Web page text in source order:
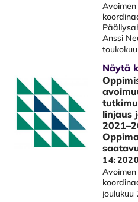
Anssi
Näytä
linjaus
14:2020
joulukuu